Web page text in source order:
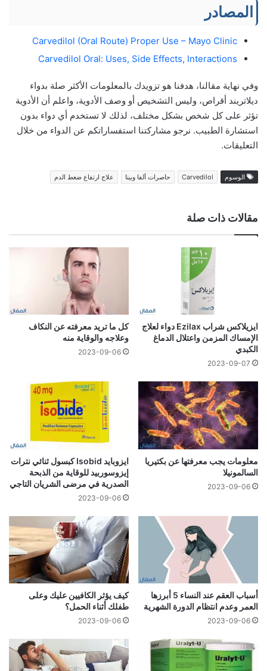
المصادر
Carvedilol (Oral Route) Proper Use – Mayo Clinic
Carvedilol Oral: Uses, Side Effects, Interactions
وفي نهاية مقالنا، هدفنا هو تزويدك بالمعلومات الأكثر صلة بدواء
ديلاتريند أقراص، وليس التشخيص أو وصف الأدوية، واعلم أن الأدوية
تؤثر على كل شخص بشكل مختلف، لذلك لا تستخدم أي دواء بدون
استشارة الطبيب. نرجو مشاركتنا استفساراتكم عن الدواء من خلال
التعليقات.
الوسوم Carvedilol حاصرات ألفا وبيتا علاج ارتفاع ضغط الدم
مقالات ذات صلة
ايزيلاكس شراب Ezilax دواء لعلاج
الإمساك المزمن واعتلال الدماغ
الكبدي
2023-09-07
كل ما تريد معرفته عن النكاف
وعلاجه والوقاية منه
2023-09-06
معلومات يجب معرفتها عن بكتيريا
السالمونيلا
2023-09-06
ايزوبايد Isobid كبسول ثنائي نترات
إيزوسوربيد للوقاية من الذبحة
الصدرية في مرضى الشريان التاجي
2023-09-06
أسباب العقم عند النساء 5 أبرزها
العمر وعدم انتظام الدورة الشهرية
2023-09-06
كيف يؤثر الكافيين عليك وعلى
طفلك أثناء الحمل؟
2023-09-06